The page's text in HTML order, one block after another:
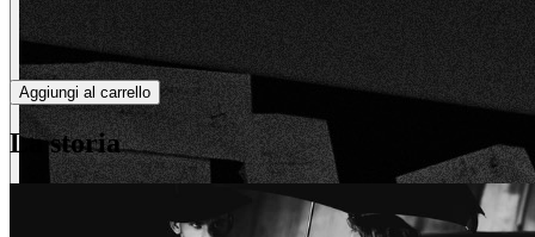
Aggiungi al carrello
La storia